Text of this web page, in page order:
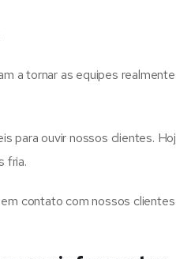
a tornar as equipes
para ouvir nossos clientes.
fria.
contato com nossos